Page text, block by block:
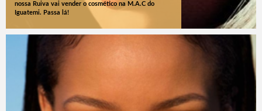
nossa Ruiva vai vender o cosmético na M.A.C do
Iguatemi. Passa lá!